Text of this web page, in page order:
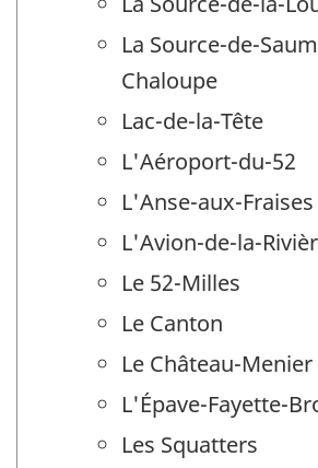
La Source-de-
Chaloupe
Lac-de-la-Tête
L'Aéroport-du-52
L'Anse-aux-Fraises
L'Avion-de-la-
Le 52-Milles
Le Canton
Le Château-Menier
L'Épave-Fayette-
Les Squatters